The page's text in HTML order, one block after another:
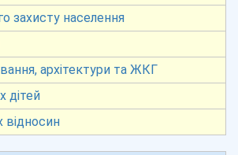
захисту населення
архітектури та ЖКГ
дітей
відносин